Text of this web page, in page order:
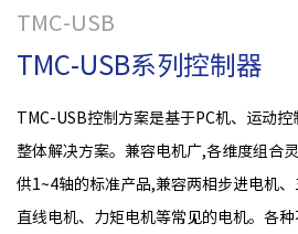
TMC-USB
TMC-USB系列控制器
TMC-USB控制方案是基于PC机、运动
整体解决方案。兼容电机广,各维度组合
供1~4轴的标准产品,兼容两相步进电机、
直线电机、力矩电机等常见的电机。各